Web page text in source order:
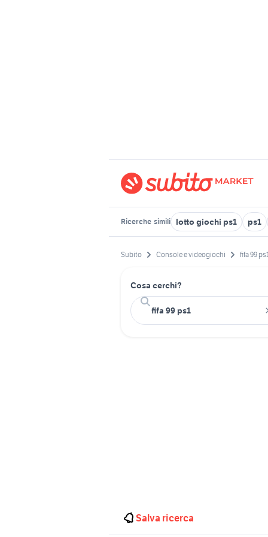
Ricerche simili lotto giochi ps1 ps1
Subito Console e videogiochi fifa 99
Cosa cerchi?
Salva ricerca